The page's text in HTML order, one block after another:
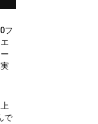
フ
で